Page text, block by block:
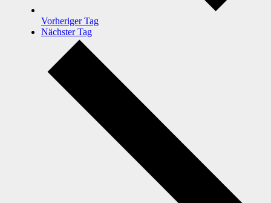
Vorheriger Tag
Nächster Tag